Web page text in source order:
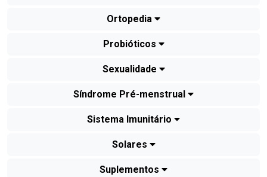
Ortopedia
Probióticos
Sexualidade
Síndrome Pré-menstrual
Sistema Imunitário
Solares
Suplementos